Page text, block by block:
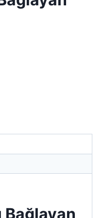
Bağlayan